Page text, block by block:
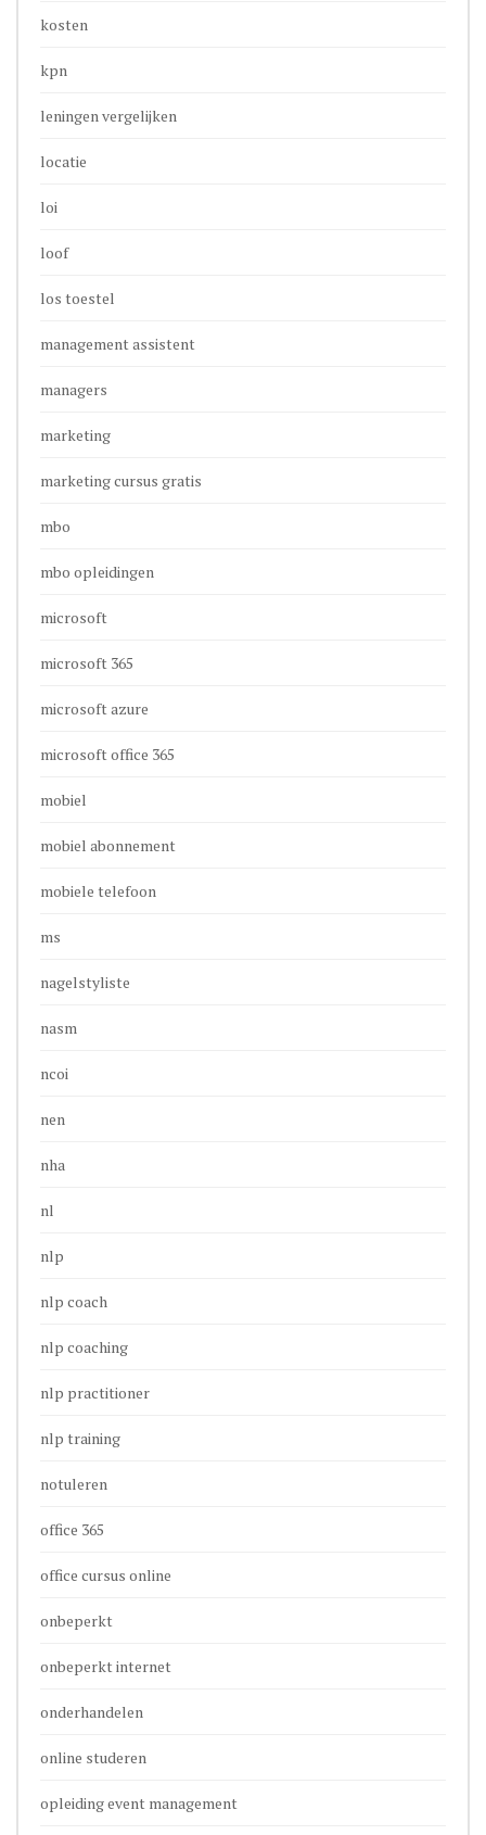
kosten
kpn
leningen vergelijken
locatie
loi
loof
los toestel
management assistent
managers
marketing
marketing cursus gratis
mbo
mbo opleidingen
microsoft
microsoft 365
microsoft azure
microsoft office 365
mobiel
mobiel abonnement
mobiele telefoon
ms
nagelstyliste
nasm
ncoi
nen
nha
nl
nlp
nlp coach
nlp coaching
nlp practitioner
nlp training
notuleren
office 365
office cursus online
onbeperkt
onbeperkt internet
onderhandelen
online studeren
opleiding event management